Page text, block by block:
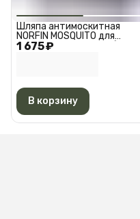
1 675 ₽
Шляпа антимоскитная
NORFIN MOSQUITO для
туризма. охоты и рыбалки /
В корзину